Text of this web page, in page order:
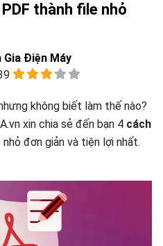
thành file nhỏ
Gia Điện Máy
không biết làm thế nào?
xin chia sẻ đến bạn 4 cách
đơn giản và tiện lợi nhất.